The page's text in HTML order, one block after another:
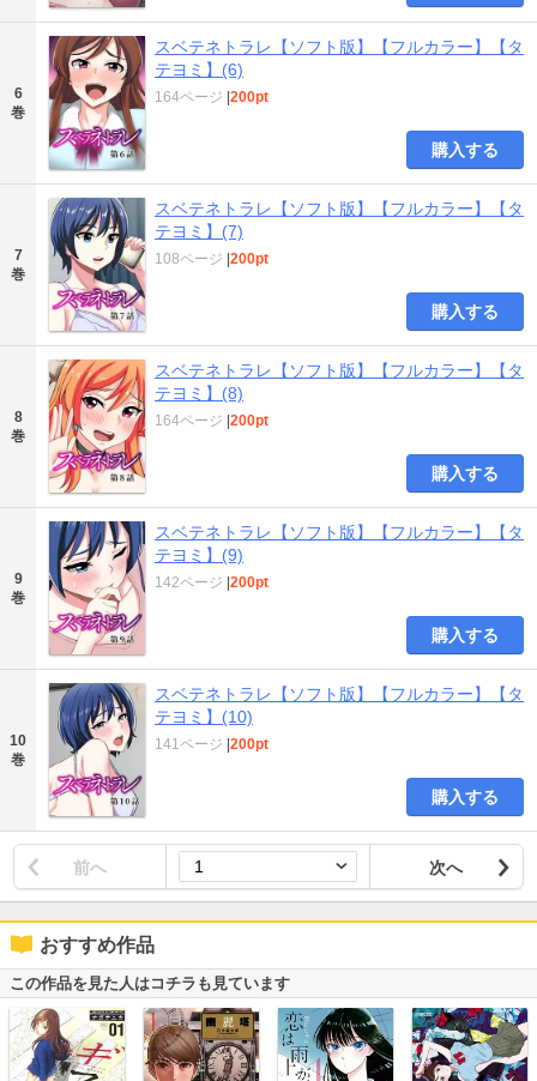
6
巻
スベテネトラレ【ソフト版】【フルカラー】【タ
テヨミ】(6)
164ページ |200pt
購入する
7
巻
スベテネトラレ【ソフト版】【フルカラー】【タ
テヨミ】(7)
108ページ |200pt
購入する
8
巻
スベテネトラレ【ソフト版】【フルカラー】【タ
テヨミ】(8)
164ページ |200pt
購入する
9
巻
スベテネトラレ【ソフト版】【フルカラー】【タ
テヨミ】(9)
142ページ |200pt
購入する
10
巻
スベテネトラレ【ソフト版】【フルカラー】【タ
テヨミ】(10)
141ページ |200pt
購入する
前へ 次へ
おすすめ作品
この作品を見た人はコチラも見ています